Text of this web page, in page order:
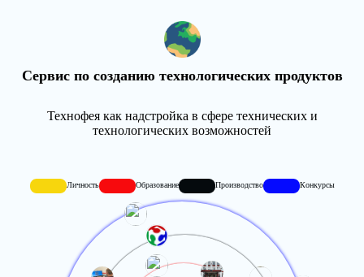
Сервис по созданию технологических продуктов
Технофея как надстройка в сфере технических и
технологических возможностей
Личность Образование Производство Конкурсы